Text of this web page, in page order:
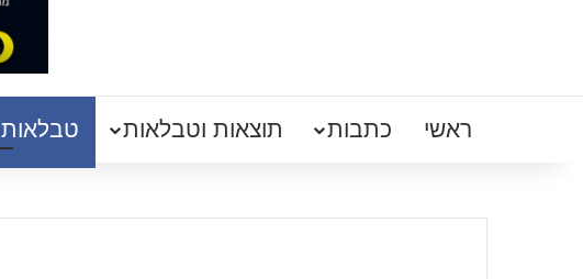
ראשי כתבות תוצאות וטבלאות